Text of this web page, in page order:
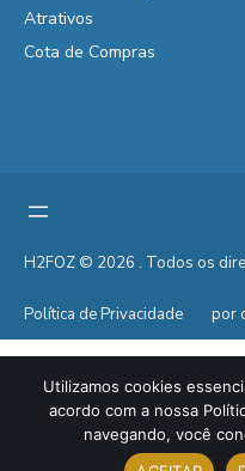
Atrativos
Cota de Compras
H2FOZ © 2026 . Todos os
Política de Privacidade por
Utilizamos cookies
acordo com a nossa
navegando, você